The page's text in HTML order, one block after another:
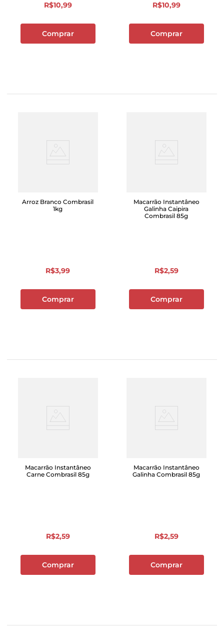
R$10,99
Comprar
R$10,99
Comprar
Arroz Branco Combrasil
1kg
R$3,99
Comprar
Macarrão Instantâneo
Galinha Caipira
Combrasil 85g
R$2,59
Comprar
Macarrão Instantâneo
Carne Combrasil 85g
R$2,59
Comprar
Macarrão Instantâneo
Galinha Combrasil 85g
R$2,59
Comprar